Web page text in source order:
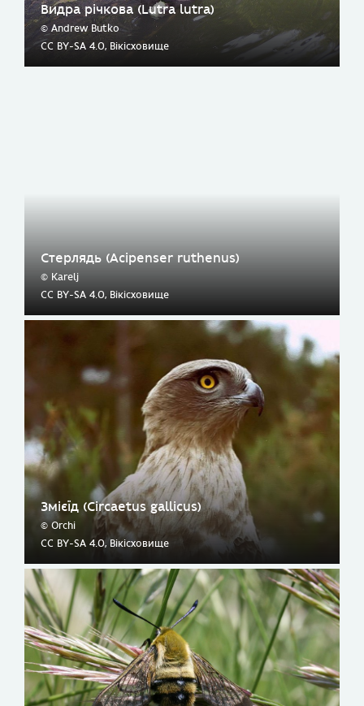
Видра річкова (Lutra lutra)
© Andrew Butko
CC BY-SA 4.0, Вікісховище
Стерлядь (Acipenser ruthenus)
© Karelj
CC BY-SA 4.0, Вікісховище
Змієїд (Circaetus gallicus)
© Orchi
CC BY-SA 4.0, Вікісховище